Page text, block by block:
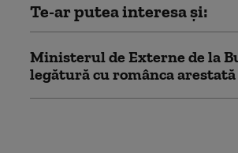
Te-ar putea interesa și:
Ministerul de Externe de la
legătură cu românca